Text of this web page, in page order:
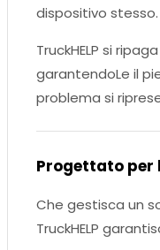
dispositivo stesso.
TruckHELP si
garantendoLe il
problema si
Progettato
Che gestisca un
TruckHELP